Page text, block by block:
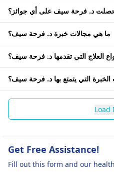
د. فرحة سيف على أي جوائز؟
ما هي مجالات خبرة د. فرحة سيف؟
العلاج التي تقدمها د. فرحة سيف؟
التي يتمتع بها د. فرحة سيف؟
Load
Get Free Assistance!
Fill out this form and our